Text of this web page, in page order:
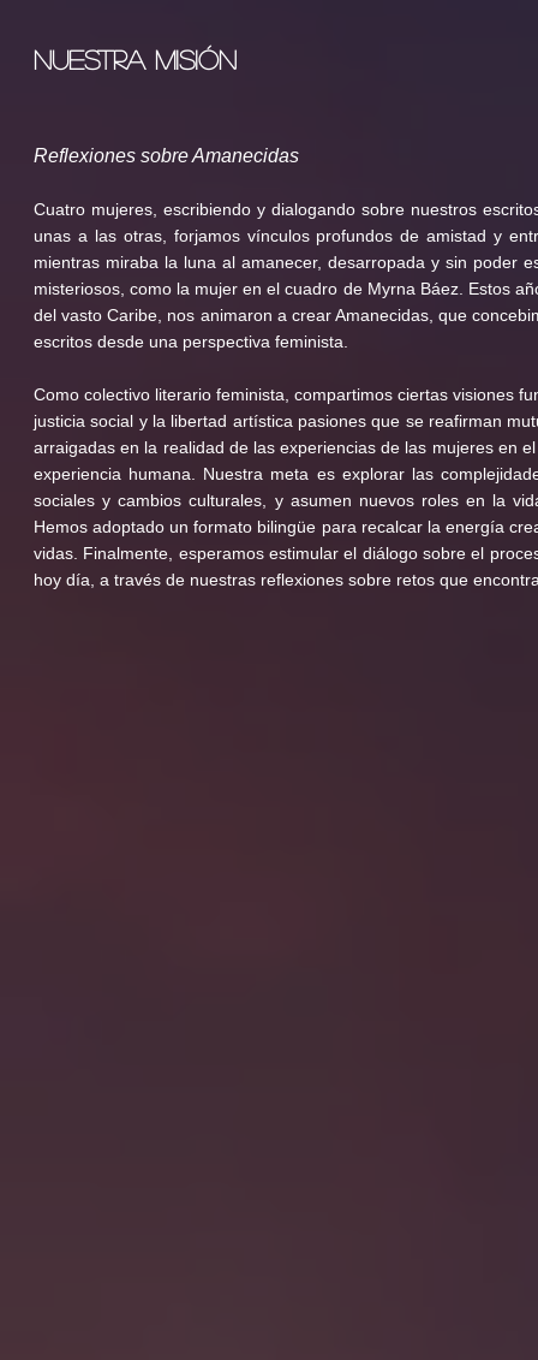
Reflexiones sobre Amanecidas
Cuatro mujeres, escribiendo y dialogando sobre nuestros
unas a las otras, forjamos vínculos profundos de amistad y
mientras miraba la luna al amanecer, desarropada y sin poder
misteriosos, como la mujer en el cuadro de Myrna Báez. Estos
del vasto Caribe, nos animaron a crear Amanecidas, que
escritos desde una perspectiva feminista.
Como colectivo literario feminista, compartimos ciertas visiones
justicia social y la libertad artística pasiones que se reafirman
arraigadas en la realidad de las experiencias de las mujeres en
experiencia humana. Nuestra meta es explorar las
sociales y cambios culturales, y asumen nuevos roles en la
Hemos adoptado un formato bilingüe para recalcar la energía
vidas. Finalmente, esperamos estimular el diálogo sobre el
hoy día, a través de nuestras reflexiones sobre retos que
NUESTRA MISIÓN